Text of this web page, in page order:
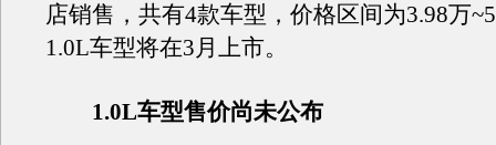
店销售，共有4款车型，价格区间为3.98万
1.0L车型将在3月上市。
1.0L车型售价尚未公布